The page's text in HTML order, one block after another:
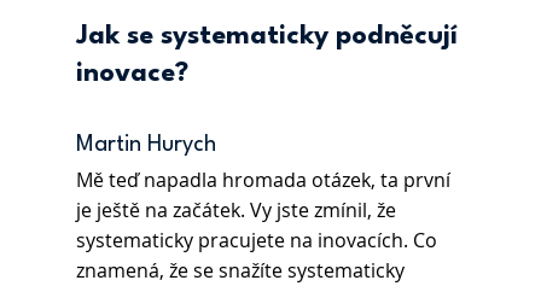
Jak se systematicky podněcují
inovace?
Martin Hurych
Mě teď napadla hromada otázek, ta první
je ještě na začátek. Vy jste zmínil, že
systematicky pracujete na inovacích. Co
znamená, že se snažíte systematicky